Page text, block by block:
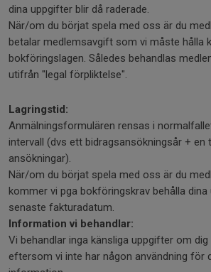
dina uppgifter blir då raderade.
När/om du börjat spela med oss är du
betalar medlemsavgift som vi måste hålla
bokföringslagen. Således behandlas
utifrån "legal förpliktelse".
Lagringstid:
Anmälningsformulären rensas i
intervall (dvs ett bidragsansökningsår + en
ansökningar).
När/om du börjat spela med oss är du
kommer vi pga bokföringskrav behålla
senaste fakturadatum.
Information vi behandlar:
Vi behandlar inga känsliga uppgifter om dig
eftersom vi inte har någon användning för